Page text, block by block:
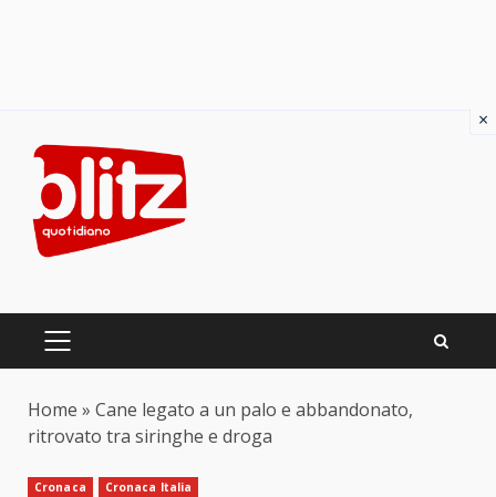
content
PRIMARY
Home » Cane legato a un palo e abbandonato,
ritrovato tra siringhe e droga
Cronaca Cronaca Italia
×